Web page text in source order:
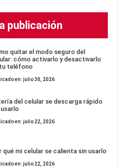
publicación
quitar el modo seguro del
cómo activarlo y desactivarlo
teléfono
en: julio 30, 2026
del celular se descarga rápido
en: julio 22, 2026
qué mi celular se calienta sin usarlo
en: julio 22, 2026